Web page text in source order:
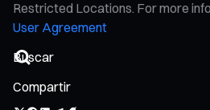
Restricted Locations. For more
User Agreement
Compartir